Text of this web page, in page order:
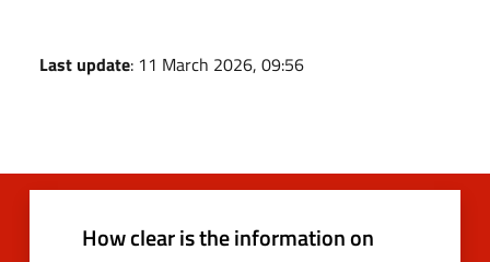
Last update: 11 March 2026, 09:56
How clear is the information on